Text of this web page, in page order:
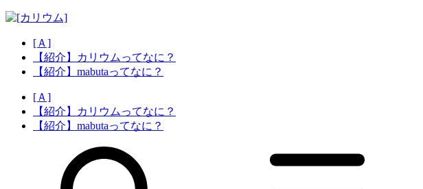
[Ａ]
【紹介】カリウムってなに？
【紹介】mabutaってなに？
[Ａ]
【紹介】カリウムってなに？
【紹介】mabutaってなに？